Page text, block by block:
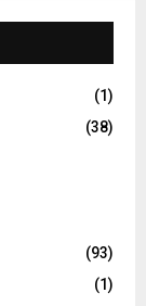
(1)
(38)
(93)
(1)